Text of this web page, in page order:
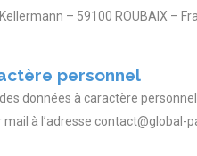
– 59100 ROUBAIX –
personnel
données à caractère
à l’adresse contact@global-